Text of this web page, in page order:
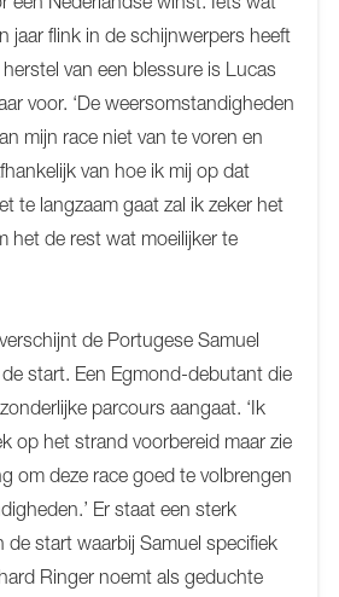
jaar flink in de schijnwerpers heeft
van een blessure is Lucas
voor. ‘De weersomstandigheden
mijn race niet van te voren en
van hoe ik mij op dat
te langzaam gaat zal ik zeker het
het de rest wat moeilijker te
de Portugese Samuel
start. Een Egmond-debutant die
parcours aangaat. ‘Ik
op het strand voorbereid maar zie
om deze race goed te volbrengen
Er staat een sterk
de start waarbij Samuel specifiek
Ringer noemt als geduchte